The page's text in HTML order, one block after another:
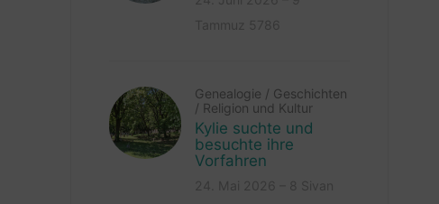
Genealogie / Geschichten
/ Religion und Kultur
Kylie suchte und
besuchte ihre
Vorfahren